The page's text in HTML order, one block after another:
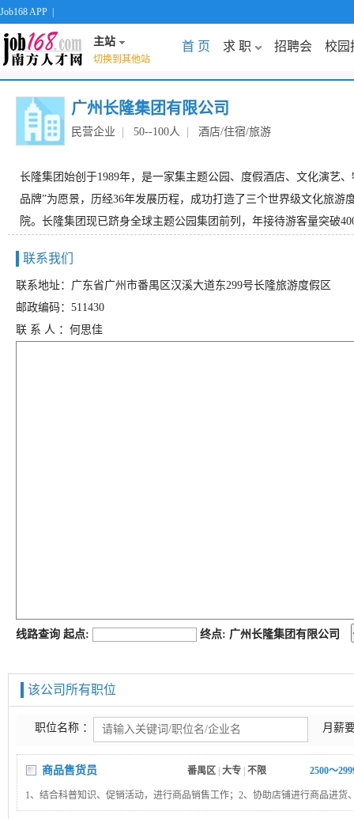
Job168 APP
主站
切换到其他站
首 页 求 职 招聘会 校园
广州长隆集团有限公司
民营企业 50--100人 酒店/住宿/旅游
长隆集团始创于1989年，是一家集主题公园、度假酒店、文化演艺
品牌”为愿景，历经36年发展历程，成功打造了三个世界级文化旅
院。长隆集团现已跻身全球主题公园集团前列，年接待游客量突破
联系我们
联系地址：广东省广州市番禺区汉溪大道东299号长隆旅游度假区
邮政编码：511430
联 系 人 ：何思佳
线路查询 起点: 终点: 广州长隆集团有限公司
该公司所有职位
职位名称 ： 月薪
商品售货员 番禺区 大专 不限 2500～
1、结合科普知识、促销活动，进行商品销售工作；2、协助店铺进行商品进货
列整理工作；3、协助完成店铺的月度盘点，确保商品库存无误；4、协助店铺